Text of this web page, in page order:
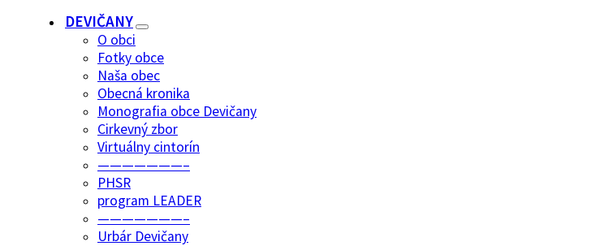
DEVIČANY
O obci
Fotky obce
Naša obec
Obecná kronika
Monografia obce Devičany
Cirkevný zbor
Virtuálny cintorín
———————–
PHSR
program LEADER
———————–
Urbár Devičany